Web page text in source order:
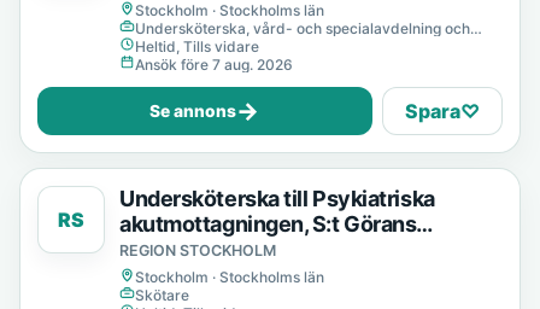
Stockholm · Stockholms län
Undersköterska, vård- och specialavdelning och
mottagning
Heltid, Tills vidare
Ansök före 7 aug. 2026
Se annons→ Spara♡
RS
Undersköterska till Psykiatriska
akutmottagningen, S:t Görans
sjukhusområde
REGION STOCKHOLM
Stockholm · Stockholms län
Skötare